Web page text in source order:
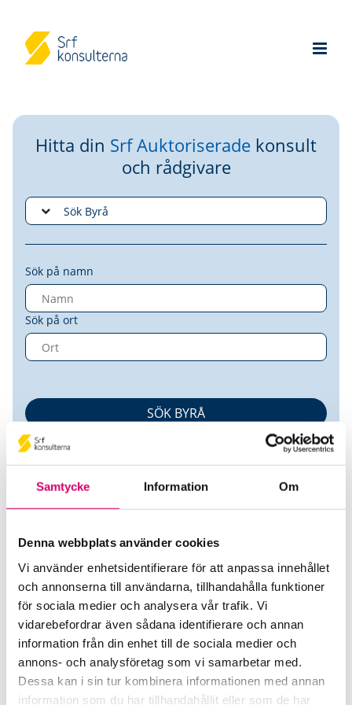
Samtycke Information Om
Denna webbplats använder cookies
Vi använder enhetsidentifierare för att anpassa innehållet
och annonserna till användarna, tillhandahålla funktioner
för sociala medier och analysera vår trafik. Vi
vidarebefordrar även sådana identifierare och annan
information från din enhet till de sociala medier och
annons- och analysföretag som vi samarbetar med.
Dessa kan i sin tur kombinera informationen med annan
information som du har tillhandahållit eller som de har
Hitta din Srf Auktoriserade konsult
och rådgivare
Sök på namn
Sök på ort
Business Vision Consulting
Svenska Aktiebolag
Srf Auktoriserade konsulter
Jenny Liss
Auktoriserad Lönekonsult